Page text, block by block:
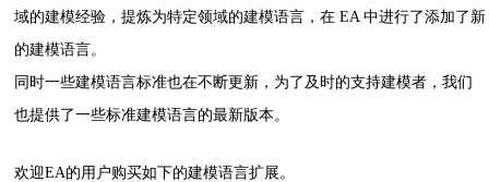
域的建模经验，提炼为特定领域的建模语言，在 EA 中进行了添加了新
的建模语言。
同时一些建模语言标准也在不断更新，为了及时的支持建模者，我们
也提供了一些标准建模语言的最新版本。
欢迎EA的用户购买如下的建模语言扩展。